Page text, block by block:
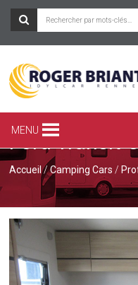
ROGER
BRIANT
SPÉCIALISTE
CAMPING-
CAR
LA
CARAVANE
À
RENNES
MENU
Ford Transit
Accueil/Camping Cars /